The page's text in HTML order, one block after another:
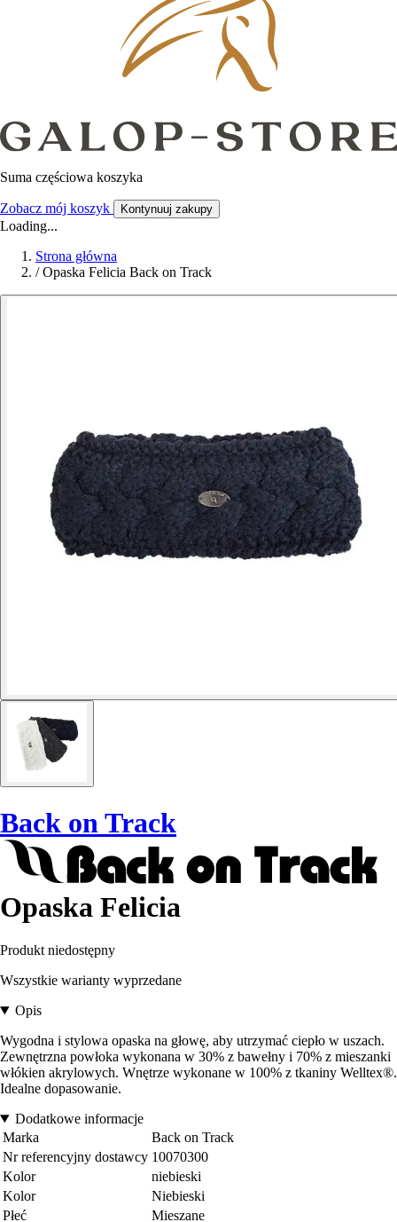
Suma częściowa koszyka
Zobacz mój koszyk Kontynuuj zakupy
Loading...
Strona główna
/ Opaska Felicia Back on Track
Back on Track
Opaska Felicia
Produkt niedostępny
Wszystkie warianty wyprzedane
Opis
Wygodna i stylowa opaska na głowę, aby utrzymać ciepło w uszach.
Zewnętrzna powłoka wykonana w 30% z bawełny i 70% z mieszanki
włókien akrylowych. Wnętrze wykonane w 100% z tkaniny Welltex®.
Idealne dopasowanie.
Dodatkowe informacje
Marka
Back on Track
Nr referencyjny dostawcy 10070300
Kolor
niebieski
Kolor
Niebieski
Płeć
Mieszane